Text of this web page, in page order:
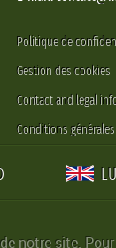
Politique de
Gestion des cookies
Contact and legal
Conditions
notre site.